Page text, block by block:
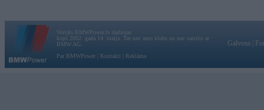
Vortāls BMWPower.lv darbojas
kopš 2002. gada 14. maija. Tas nav auto klubs un nav saistīts ar
BMW AG.
Par BMWPower
Kontakti Reklāma
Galvena